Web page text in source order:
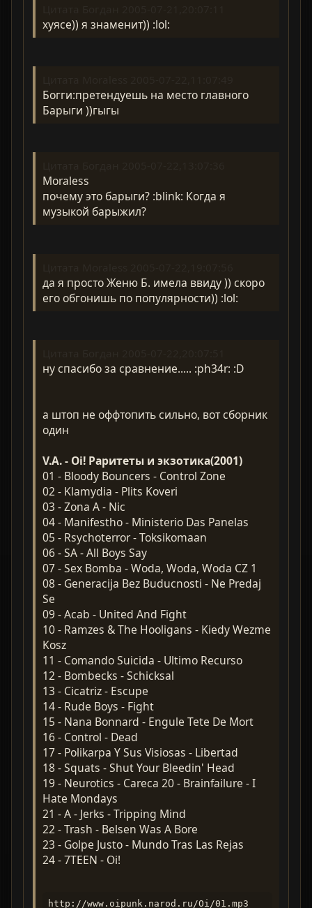
хуясе)) я знаменит)) :lol:
Богги:претендуешь на место главного
Барыги ))гыгы
Moraless
почему это барыги? :blink: Когда я
музыкой барыжил?
да я просто Женю Б. имела ввиду )) скоро
его обгонишь по популярности)) :lol:
ну спасибо за сравнение..... :ph34r: :D
а штоп не оффтопить сильно, вот сборник
один
V.A. - Oi! Раритеты и экзотика(2001)
01 - Bloody Bouncers - Control Zone
02 - Klamydia - Plits Koveri
03 - Zona A - Nic
04 - Manifestho - Ministerio Das Panelas
05 - Rsychoterror - Toksikomaan
06 - SA - All Boys Say
07 - Sex Bomba - Woda, Woda, Woda CZ 1
08 - Generacija Bez Buducnosti - Ne Predaj
Se
09 - Acab - United And Fight
10 - Ramzes & The Hooligans - Kiedy Wezme
Kosz
11 - Comando Suicida - Ultimo Recurso
12 - Bombecks - Schicksal
13 - Cicatriz - Escupe
14 - Rude Boys - Fight
15 - Nana Bonnard - Engule Tete De Mort
16 - Control - Dead
17 - Polikarpa Y Sus Visiosas - Libertad
18 - Squats - Shut Your Bleedin' Head
19 - Neurotics - Careca 20 - Brainfailure - I
Hate Mondays
21 - A - Jerks - Tripping Mind
22 - Trash - Belsen Was A Bore
23 - Golpe Justo - Mundo Tras Las Rejas
24 - 7TEEN - Oi!
http://www.oipunk.narod.ru/Oi/01.mp3